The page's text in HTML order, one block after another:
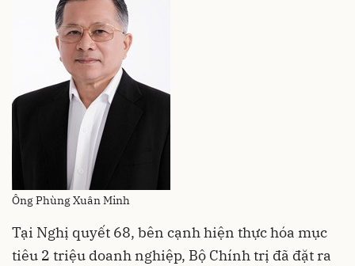
Ông Phùng Xuân Minh
Tại Nghị quyết 68, bên cạnh hiện thực hóa mục
tiêu 2 triệu doanh nghiệp, Bộ Chính trị đã đặt ra